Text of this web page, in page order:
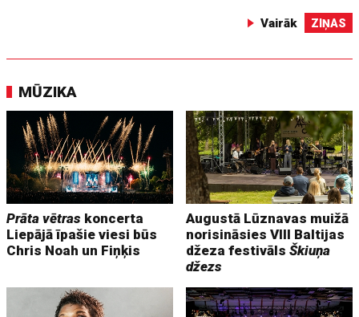
Vairāk ZIŅAS
MŪZIKA
Prāta vētras koncerta
Liepājā īpašie viesi būs
Chris Noah un Fiņķis
Augustā Lūznavas muižā
norisināsies VIII Baltijas
džeza festivālsŠkiuņa
džezs